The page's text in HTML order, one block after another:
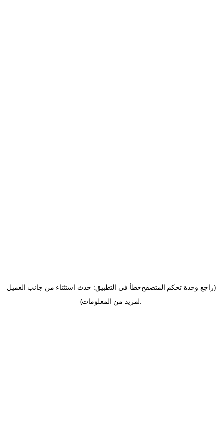
خطأ في التطبيق: حدث استثناء من جانب العميل(راجع وحدة تحكم المتصفح
لمزيد من المعلومات).